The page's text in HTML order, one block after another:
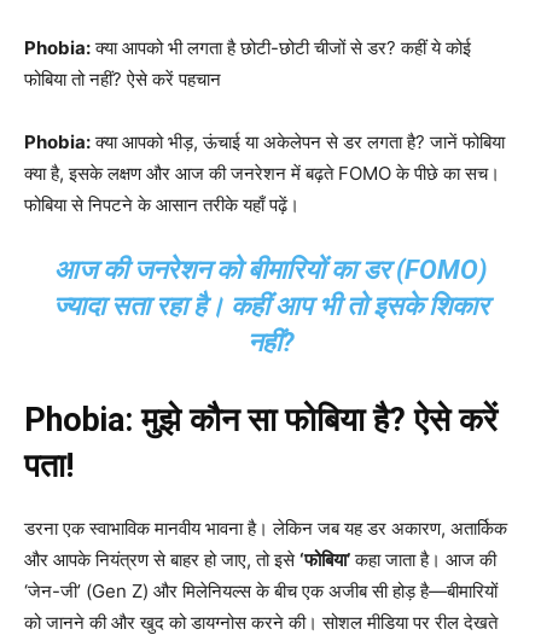
Phobia:क्या आपको भी लगता है छोटी-छोटी चीजों से डर? कहीं ये कोई
फोबिया तो नहीं? ऐसे करें पहचान
Phobia:क्या आपको भीड़, ऊंचाई या अकेलेपन से डर लगता है? जानें फोबिया
क्या है, इसके लक्षण और आज की जनरेशन में बढ़ते FOMO के पीछे का सच।
फोबिया से निपटने के आसान तरीके यहाँ पढ़ें।
आज की जनरेशन को बीमारियों का डर (FOMO)
ज्यादा सता रहा है। कहीं आप भी तो इसके शिकार
नहीं?
Phobia: मुझे कौन सा फोबिया है? ऐसे करें
पता!
डरना एक स्वाभाविक मानवीय भावना है। लेकिन जब यह डर अकारण, अतार्किक
और आपके नियंत्रण से बाहर हो जाए, तो इसे‘फोबिया’कहा जाता है। आज की
‘जेन-जी’ (Gen Z) और मिलेनियल्स के बीच एक अजीब सी होड़ है—बीमारियों
को जानने की और खुद को डायग्नोस करने की। सोशल मीडिया पर रील देखते